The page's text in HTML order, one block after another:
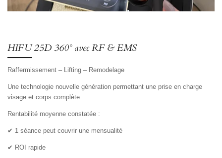
HIFU 25D 360° avec RF & EMS
Raffermissement – Lifting – Remodelage
Une technologie nouvelle génération permettant une prise en charge
visage et corps complète.
Rentabilité moyenne constatée :
✔ 1 séance peut couvrir une mensualité
✔ ROI rapide